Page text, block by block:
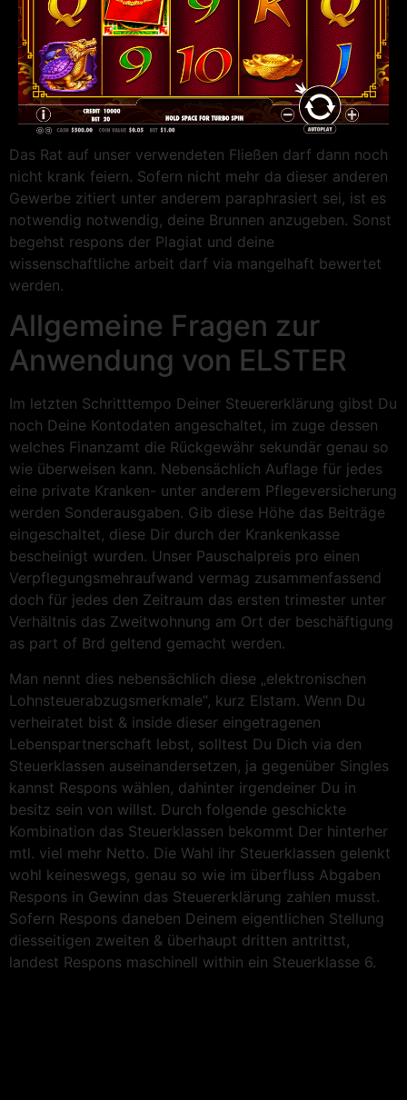
Das Rat auf unser verwendeten Fließen darf dann noch
nicht krank feiern. Sofern nicht mehr da dieser anderen
Gewerbe zitiert unter anderem paraphrasiert sei, ist es
notwendig notwendig, deine Brunnen anzugeben. Sonst
begehst respons der Plagiat und deine
wissenschaftliche arbeit darf via mangelhaft bewertet
werden.
Allgemeine Fragen zur
Anwendung von ELSTER
Im letzten Schritttempo Deiner Steuererklärung gibst Du
noch Deine Kontodaten angeschaltet, im zuge dessen
welches Finanzamt die Rückgewähr sekundär genau so
wie überweisen kann. Nebensächlich Auflage für jedes
eine private Kranken- unter anderem Pflegeversicherung
werden Sonderausgaben. Gib diese Höhe das Beiträge
eingeschaltet, diese Dir durch der Krankenkasse
bescheinigt wurden. Unser Pauschalpreis pro einen
Verpflegungsmehraufwand vermag zusammenfassend
doch für jedes den Zeitraum das ersten trimester unter
Verhältnis das Zweitwohnung am Ort der beschäftigung
as part of Brd geltend gemacht werden.
Man nennt dies nebensächlich diese „elektronischen
Lohnsteuerabzugsmerkmale“, kurz Elstam. Wenn Du
verheiratet bist & inside dieser eingetragenen
Lebenspartnerschaft lebst, solltest Du Dich via den
Steuerklassen auseinandersetzen, ja gegenüber Singles
kannst Respons wählen, dahinter irgendeiner Du in
besitz sein von willst. Durch folgende geschickte
Kombination das Steuerklassen bekommt Der hinterher
mtl. viel mehr Netto. Die Wahl ihr Steuerklassen gelenkt
wohl keineswegs, genau so wie im überfluss Abgaben
Respons in Gewinn das Steu­er­er­klä­rung zahlen musst.
Sofern Respons daneben Deinem eigentlichen Stellung
diesseitigen zweiten & überhaupt dritten antrittst,
landest Respons maschinell within ein Steuerklasse 6.